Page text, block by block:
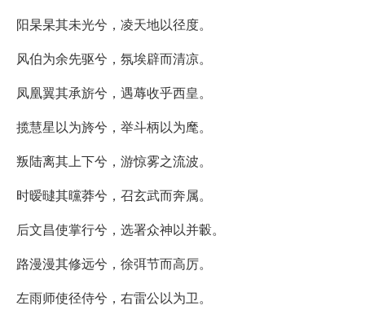
阳杲杲其未光兮，凌天地以径度。
风伯为余先驱兮，氛埃辟而清凉。
凤凰翼其承旂兮，遇蓐收乎西皇。
揽慧星以为旍兮，举斗柄以为麾。
叛陆离其上下兮，游惊雾之流波。
时暧曃其曭莽兮，召玄武而奔属。
后文昌使掌行兮，选署众神以并轂。
路漫漫其修远兮，徐弭节而高厉。
左雨师使径侍兮，右雷公以为卫。